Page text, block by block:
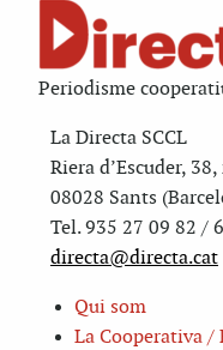
Periodisme
La Directa SCCL
Riera d’Escuder,
08028 Sants
Tel. 935 27 09 82 /
directa@directa.cat
Qui som
La Cooperativa /